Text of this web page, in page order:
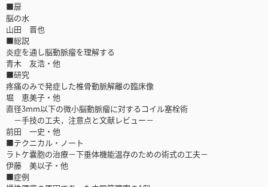
■扉
脳の水
山田 晋也
■総説
炎症を通し脳動脈瘤を理解する
青木 友浩・他
■研究
疼痛のみで発症した椎骨動脈解離の臨床像
堀 恵美子・他
直径3mm以下の微小脳動脈瘤に対するコイル塞栓術
－手技の工夫，注意点と文献レビュー－
前田 一史・他
■テクニカル・ノート
ラトケ嚢胞の治療－下垂体機能温存のための術式の工夫－
伊藤 美以子・他
■症例